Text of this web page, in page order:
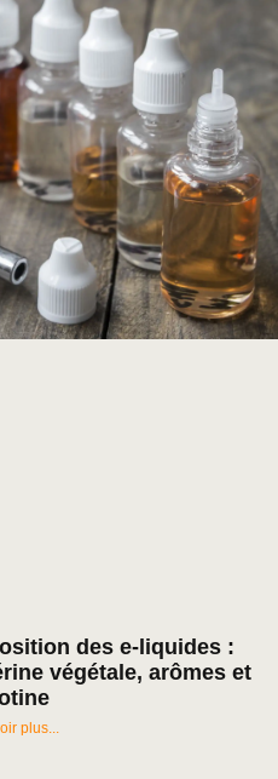
des e-liquides :
végétale, arômes et
plus...